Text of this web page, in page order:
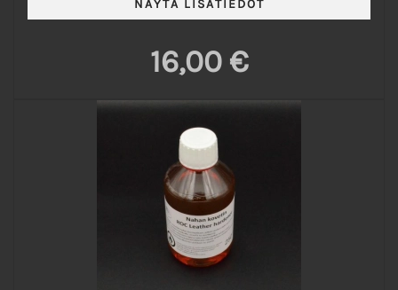
16,00 €